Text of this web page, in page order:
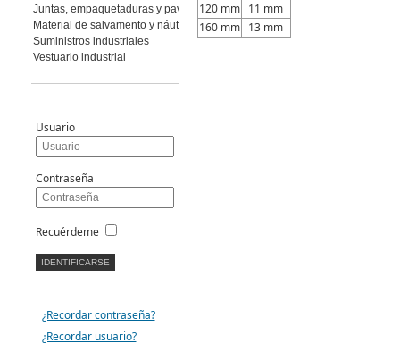
120 mm
11 mm
160 mm
13 mm
Juntas, empaquetaduras y pavimento
Material de salvamento y náutica
Suministros industriales
Vestuario industrial
Usuario
Contraseña
Recuérdeme
¿Recordar contraseña?
¿Recordar usuario?